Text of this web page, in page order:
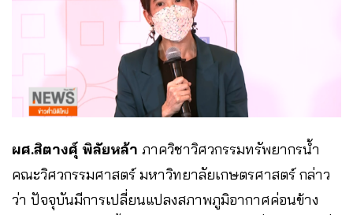
ผศ.สิตางศุ์ พิลัยหล้า ภาควิชาวิศวกรรมทรัพยากรน้ำ
คณะวิศวกรรมศาสตร์ มหาวิทยาลัยเกษตรศาสตร์ กล่าว
ว่า ปัจจุบันมีการเปลี่ยนแปลงสภาพภูมิอากาศค่อนข้าง